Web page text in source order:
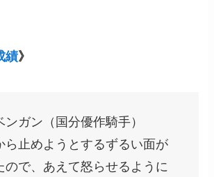
績》
ガン（国分優作騎手）
ら止めようとするずるい面が
ので、あえて怒らせるように